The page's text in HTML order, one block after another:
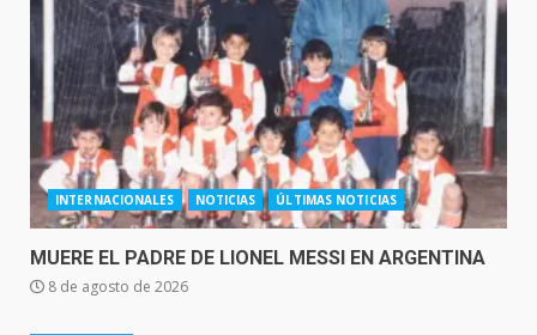
INTERNACIONALES NOTICIAS ÚLTIMAS NOTICIAS
MUERE EL PADRE DE LIONEL MESSI EN ARGENTINA
8 de agosto de 2026